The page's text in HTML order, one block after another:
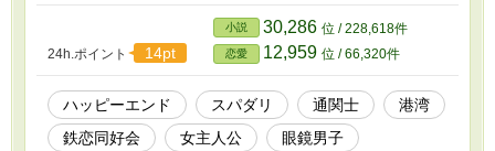
に身も心も乱される。性格は正反対な彼との意
外な共通点。どんどん縮まる二人の距離。目覚
める乙女心に戸惑いながらハッピーエンドに向
けて突っ走ります。 クレーン運転士と通関士の
恋物語です。 ロジスティクスシリーズ第3弾 ※
ムーンライトノベルズにも投稿済みです。
※R18に予告はありません。このお話は全てフ
24h.ポイント 14pt
小説 30,286 位 / 228,618件
恋愛 12,959 位 / 66,320件
ハッピーエンド スパダリ 通関士
港湾
鉄恋同好会
女主人公
眼鏡男子